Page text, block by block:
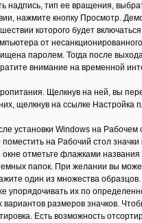
надпись, тип ее вращения,
нажмите кнопку Просмотр.
которого будет
от
паролем. Тогда после
внимание на временной
Щелкнув на ней, вы
щелкнув на ссылке Настройка
установки Windows на
на Рабочий стол
отметьте флажками
папок. При желании вы
один из множества
упорядочивать их по
размеров значков.
Есть возможность